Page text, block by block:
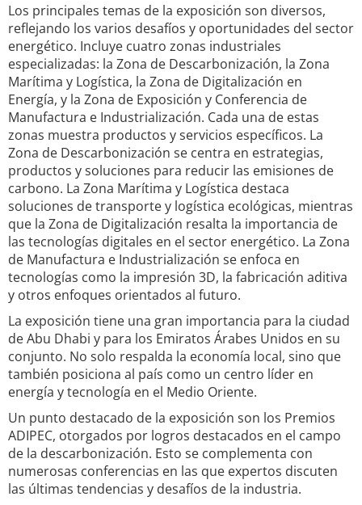
Los principales temas de la exposición son diversos,
reflejando los varios desafíos y oportunidades del sector
energético. Incluye cuatro zonas industriales
especializadas: la Zona de Descarbonización, la Zona
Marítima y Logística, la Zona de Digitalización en
Energía, y la Zona de Exposición y Conferencia de
Manufactura e Industrialización. Cada una de estas
zonas muestra productos y servicios específicos. La
Zona de Descarbonización se centra en estrategias,
productos y soluciones para reducir las emisiones de
carbono. La Zona Marítima y Logística destaca
soluciones de transporte y logística ecológicas, mientras
que la Zona de Digitalización resalta la importancia de
las tecnologías digitales en el sector energético. La Zona
de Manufactura e Industrialización se enfoca en
tecnologías como la impresión 3D, la fabricación aditiva
y otros enfoques orientados al futuro.
La exposición tiene una gran importancia para la ciudad
de Abu Dhabi y para los Emiratos Árabes Unidos en su
conjunto. No solo respalda la economía local, sino que
también posiciona al país como un centro líder en
energía y tecnología en el Medio Oriente.
Un punto destacado de la exposición son los Premios
ADIPEC, otorgados por logros destacados en el campo
de la descarbonización. Esto se complementa con
numerosas conferencias en las que expertos discuten
las últimas tendencias y desafíos de la industria.